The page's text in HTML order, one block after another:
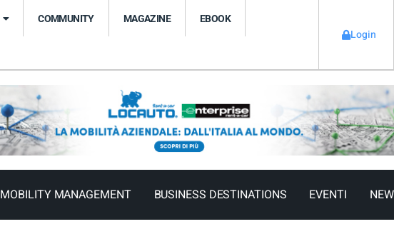
COMMUNITY MAGAZINE EBOOK
Login
MOBILITY MANAGEMENT BUSINESS DESTINATIONS EVENTI